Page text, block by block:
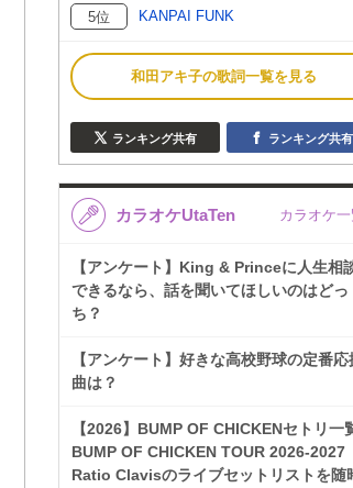
5位 KANPAI FUNK
和田アキ子の歌詞一覧を見る
ランキング共有 ランキング共有
カラオケUtaTen カラオケ一
【アンケート】King & Princeに人生相
できるなら、話を聞いてほしいのはどっ
ち？
【アンケート】好きな高校野球の定番応
曲は？
【2026】BUMP OF CHICKENセトリ一
BUMP OF CHICKEN TOUR 2026-2027
Ratio Clavisのライブセットリストを随